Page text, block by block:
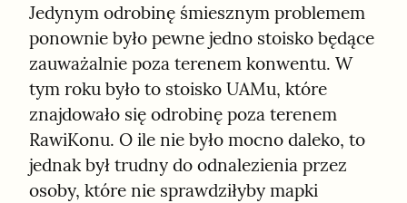
Jedynym odrobinę śmiesznym problemem
ponownie było pewne jedno stoisko będące
zauważalnie poza terenem konwentu. W
tym roku było to stoisko UAMu, które
znajdowało się odrobinę poza terenem
RawiKonu. O ile nie było mocno daleko, to
jednak był trudny do odnalezienia przez
osoby, które nie sprawdziłyby mapki